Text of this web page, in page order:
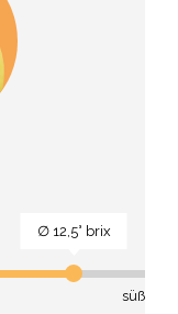
∅ 12,5° brix
süß